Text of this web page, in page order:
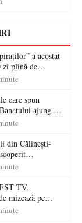
a acostat
plină de
lecții despre
care spun
ajung la
Artă Satu Mare
din Călinești-
local la Casa
TV.
mizează pe
și investiții.